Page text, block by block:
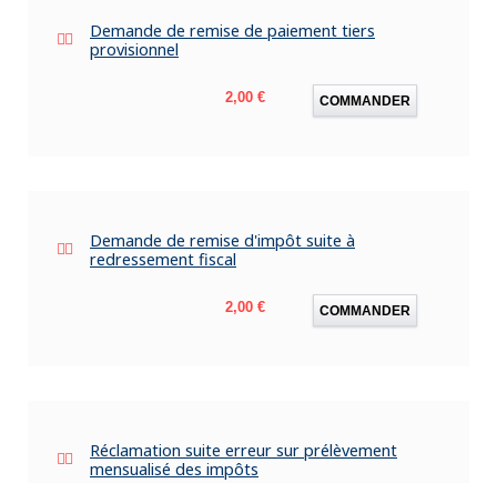
Demande de remise de paiement tiers
provisionnel
Prix
2,00 € COMMANDER
Demande de remise d'impôt suite à
redressement fiscal
Prix
2,00 € COMMANDER
Réclamation suite erreur sur prélèvement
mensualisé des impôts